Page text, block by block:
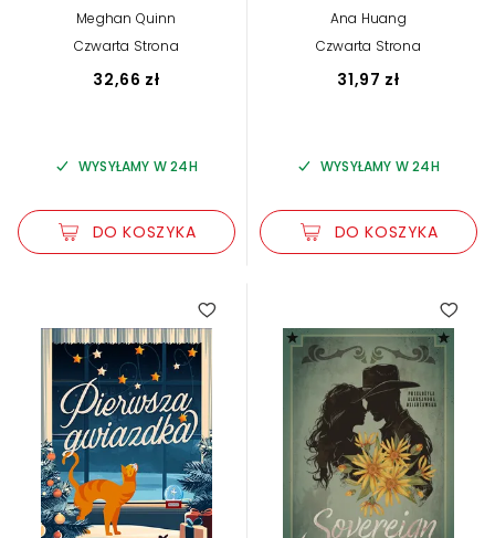
Meghan Quinn
Czwarta Strona
32,66 zł
WYSYŁAMY W 24H
DO KOSZYKA
Ana Huang
Czwarta Strona
31,97 zł
WYSYŁAMY W 24H
DO KOSZYKA